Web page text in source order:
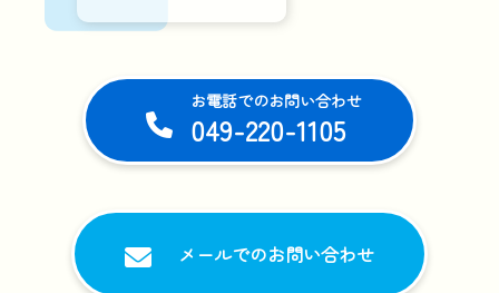
お電話でのお問い合わせ
049-220-1105
メールでのお問い合わせ